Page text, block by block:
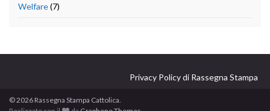
Welfare(7)
Privacy Policy di Rassegna Stampa
© 2026 Rassegna Stampa Cattolica.